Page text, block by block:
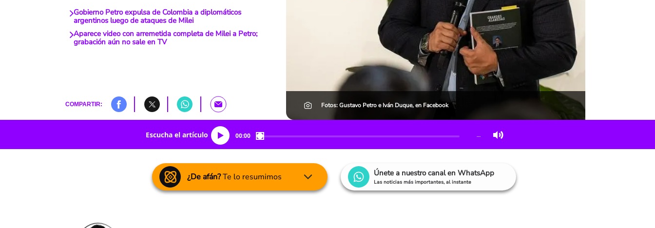
Gobierno Petro expulsa de Colombia a diplomáticos
argentinos luego de ataques de Milei
Aparece video con arremetida completa de Milei a Petro;
grabación aún no sale en TV
COMPARTIR: Fotos: Gustavo Petro e Iván Duque, en Facebook
Escucha el artículo 00:00 …
¿De afán?Te lo resumimos Únete a nuestro canal en WhatsApp
Las noticias más importantes, al instante